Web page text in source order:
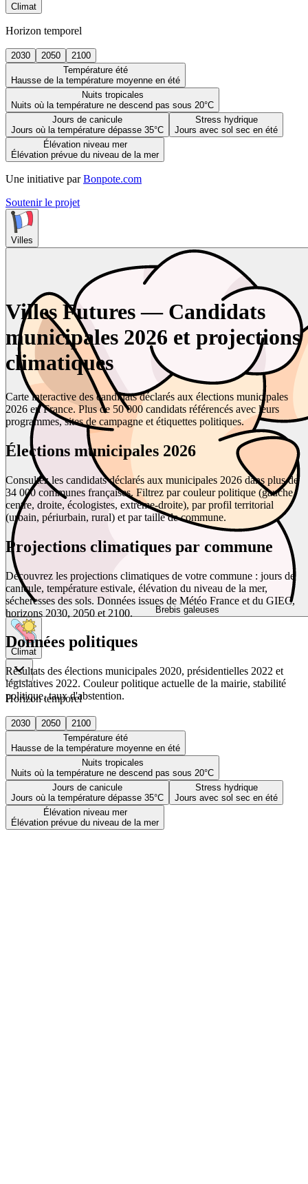
Climat
Horizon temporel
2030 2050
2100
Température été
Hausse de la température moyenne en été
Nuits tropicales
Nuits où la température ne descend pas sous 20°C
Jours de canicule
Jours où la température dépasse 35°C
Stress hydrique
Jours avec sol sec en été
Élévation niveau mer
Élévation prévue du niveau de la mer
Une initiative par Bonpote.com
Soutenir le projet
Villes
Brebis galeuses
Climat
Horizon temporel
2030 2050
2100
Température été
Hausse de la température moyenne en été
Nuits tropicales
Nuits où la température ne descend pas sous 20°C
Jours de canicule
Jours où la température dépasse 35°C
Stress hydrique
Jours avec sol sec en été
Élévation niveau mer
Élévation prévue du niveau de la mer
Villes Futures — Candidats
municipales 2026 et projections
climatiques
Carte interactive des candidats déclarés aux élections municipales
2026 en France. Plus de 50 000 candidats référencés avec leurs
programmes, sites de campagne et étiquettes politiques.
Élections municipales 2026
Consultez les candidats déclarés aux municipales 2026 dans plus de
34 000 communes françaises. Filtrez par couleur politique (gauche,
centre, droite, écologistes, extrême-droite), par profil territorial
(urbain, périurbain, rural) et par taille de commune.
Projections climatiques par commune
Découvrez les projections climatiques de votre commune : jours de
canicule, température estivale, élévation du niveau de la mer,
sécheresses des sols. Données issues de Météo France et du GIEC,
horizons 2030, 2050 et 2100.
Données politiques
Résultats des élections municipales 2020, présidentielles 2022 et
législatives 2022. Couleur politique actuelle de la mairie, stabilité
politique, taux d'abstention.